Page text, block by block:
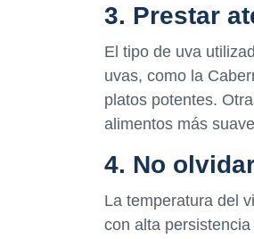
3. Prestar
El tipo de uva
uvas, como la
platos potentes.
alimentos más
4. No
La temperatura del
con alta